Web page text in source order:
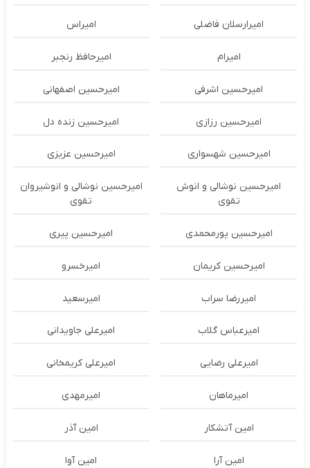
امیرارسلان فاضلی امیراس
امیرام امیرحافظ رنجبر
امیرحسین اشرفی امیرحسین اصفهانی
امیرحسین رزازی امیرحسین زنده دل
امیرحسین شهسواری امیرحسین عزیزی
امیرحسین نوشالی و انوش
تقوی
امیرحسین نوشالی و انوشیروان
تقوی
امیرحسین پورمحمدی امیرحسین پیری
امیرحسین کریمان امیرخسرو
امیررضا سراب امیرسعید
امیرعباس گلاب امیرعلی جاویدانی
امیرعلی رضایی امیرعلی کریمخانی
امیرماهان امیرمهدی
امین آتشکار امین آذر
امین آرا امین آوا